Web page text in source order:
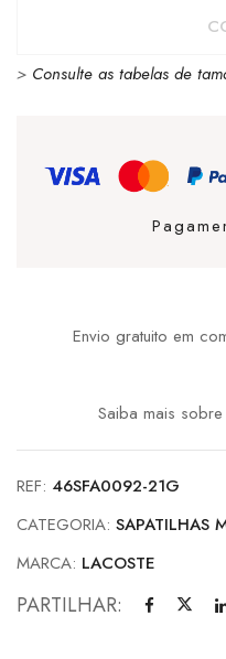
223
White
> Consulte as tabelas de
Envio gratuito em
Saiba mais sobre
REF: 46SFA0092-21G
CATEGORIA: SAPATILHAS
MARCA: LACOSTE
PARTILHAR: